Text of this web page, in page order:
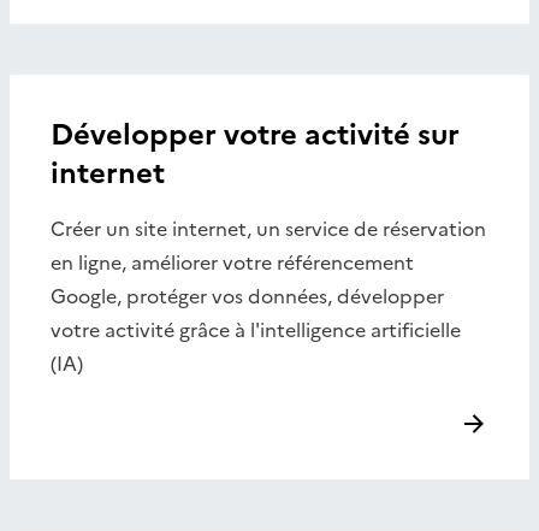
Développer votre activité sur
internet
Créer un site internet, un service de réservation
en ligne, améliorer votre référencement
Google, protéger vos données, développer
votre activité grâce à l'intelligence artificielle
(IA)